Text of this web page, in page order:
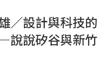
／設計與科技的
說說矽谷與新竹